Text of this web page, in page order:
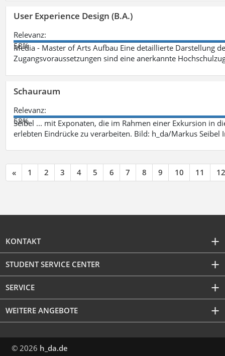
User Experience Design (B.A.)
Relevanz:
58%
Media - Master of Arts Aufbau Eine detaillierte Darstellung
Zugangsvoraussetzungen sind eine anerkannte
Schauraum
Relevanz:
58%
Seibel ... mit Exponaten, die im Rahmen einer Exkursion in
erlebten Eindrücke zu verarbeiten. Bild: h_da/Markus Seibel
« 1 2 3 4 5 6 7 8 9 10 11 12
KONTAKT
STUDENT SERVICE CENTER
SERVICE
WEITERE ANGEBOTE
© 2026 h_da.de